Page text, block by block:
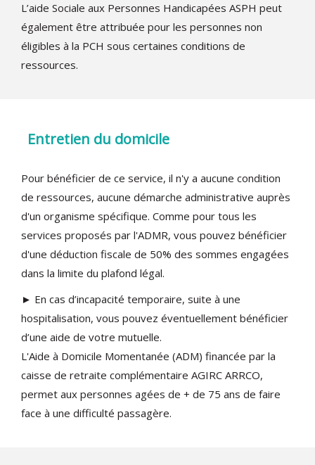
L’aide Sociale aux Personnes Handicapées ASPH peut
également être attribuée pour les personnes non
éligibles à la PCH sous certaines conditions de
ressources.
Entretien du domicile
Pour bénéficier de ce service, il n'y a aucune condition
de ressources, aucune démarche administrative auprès
d'un organisme spécifique. Comme pour tous les
services proposés par l'ADMR, vous pouvez bénéficier
d'une déduction fiscale de 50% des sommes engagées
dans la limite du plafond légal.
► En cas d’incapacité temporaire, suite à une
hospitalisation, vous pouvez éventuellement bénéficier
d’une aide de votre mutuelle.
L'Aide à Domicile Momentanée (ADM) financée par la
caisse de retraite complémentaire AGIRC ARRCO,
permet aux personnes agées de + de 75 ans de faire
face à une difficulté passagère.